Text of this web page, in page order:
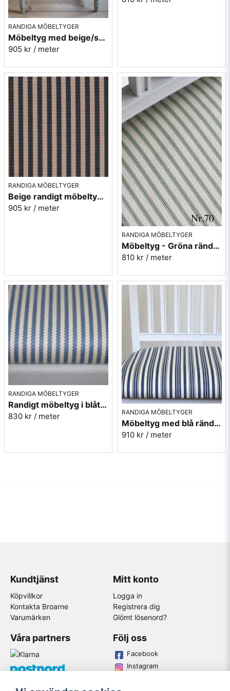
RANDIGA MÖBELTYGER
Möbeltyg med beige/svarta ränder - Stor rand nr.591
905 kr / meter
RANDIGA MÖBELTYGER
Beige randigt möbeltyg - Lill rand nr.391
905 kr / meter
RANDIGA MÖBELTYGER
Möbeltyg - Gröna ränder - Ellinor nr.70
810 kr / meter
RANDIGA MÖBELTYGER
Randigt möbeltyg i blått - Sofia Rand nr.50
830 kr / meter RANDIGA MÖBELTYGER
Möbeltyg med blå ränder i eko-bomull - Fredrika nr.50
910 kr / meter
Kundtjänst
Köpvillkor
Kontakta Broarne
Varumärken
Mitt konto
Logga in
Registrera dig
Glömt lösenord?
Våra partners Följ oss
Facebook
Instagram